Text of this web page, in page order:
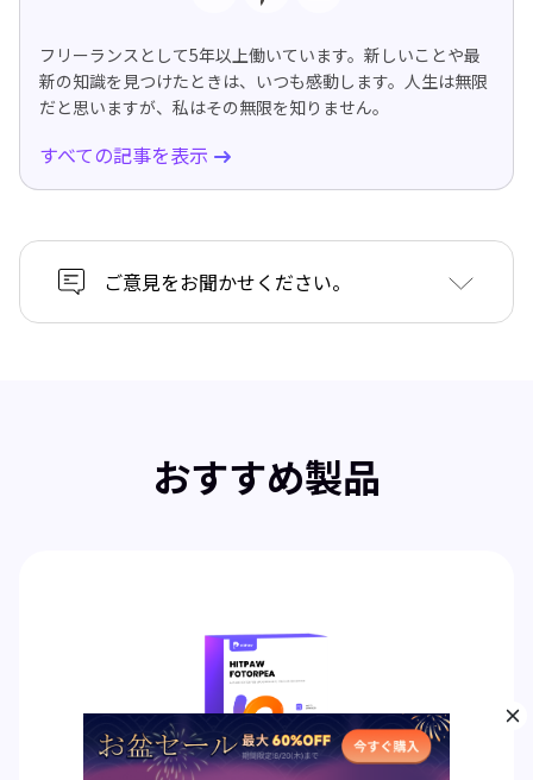
フリーランスとして5年以上働いています。新しいことや最
新の知識を見つけたときは、いつも感動します。人生は無限
だと思いますが、私はその無限を知りません。
すべての記事を表示
ご意見をお聞かせください。
おすすめ製品